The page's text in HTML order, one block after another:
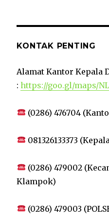
KONTAK PENTING
Alamat Kantor Kepala
:https://goo.gl/maps/
(0286) 476704
081326133373
(0286) 479002
Klampok)
(0286) 479003